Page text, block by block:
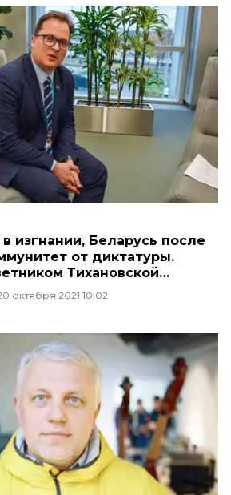
изгнании, Беларусь после
от диктатуры.
Тихановской
октября 2021 10:02